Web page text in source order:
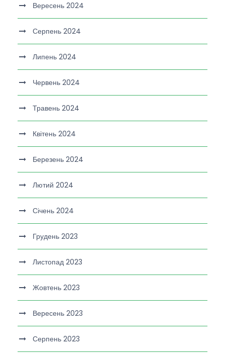
Вересень 2024
Серпень 2024
Липень 2024
Червень 2024
Травень 2024
Квітень 2024
Березень 2024
Лютий 2024
Січень 2024
Грудень 2023
Листопад 2023
Жовтень 2023
Вересень 2023
Серпень 2023